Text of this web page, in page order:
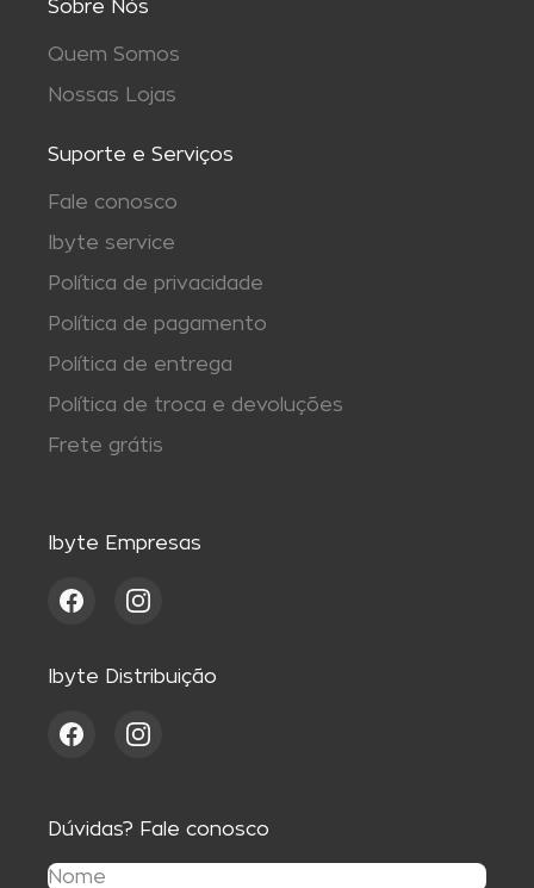
Sobre Nós
Quem Somos
Nossas Lojas
Suporte e Serviços
Fale conosco
Ibyte service
Política de privacidade
Política de pagamento
Política de entrega
Política de troca e devoluções
Frete grátis
Ibyte Empresas
Ibyte Distribuição
Dúvidas? Fale conosco